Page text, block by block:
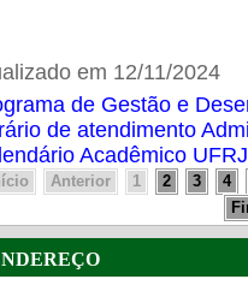
em 12/11/2024
de Gestão e
de atendimento
Acadêmico
Anterior 1 2 3
4